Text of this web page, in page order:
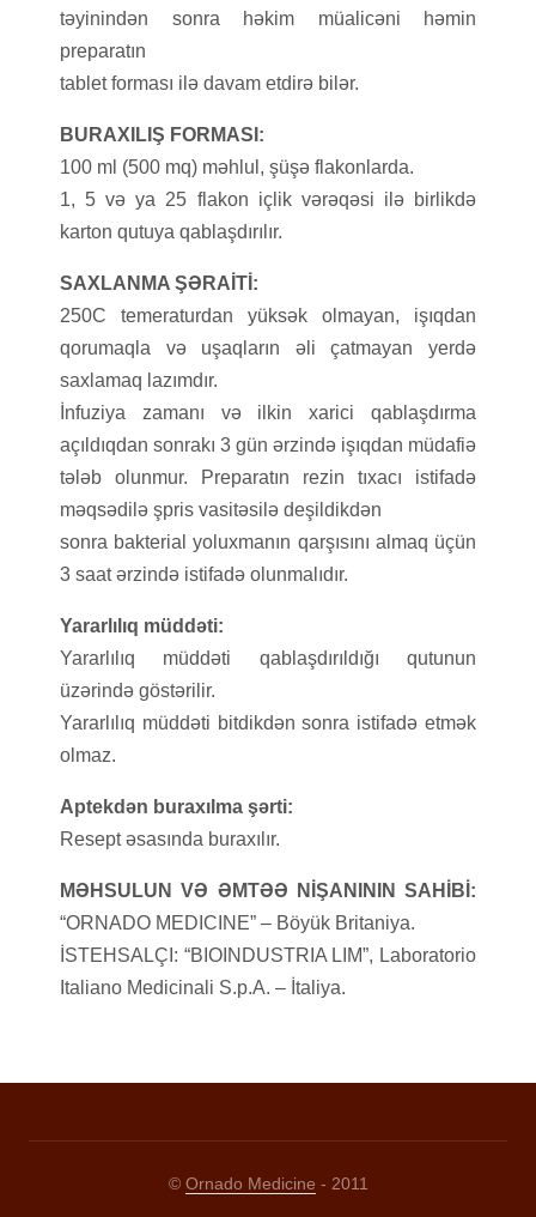
təyinindən sonra həkim müalicəni həmin
preparatın
tablet forması ilə davam etdirə bilər.
BURAXILIŞ FORMASI:
100 ml (500 mq) məhlul, şüşə flakonlarda.
1, 5 və ya 25 flakon içlik vərəqəsi ilə birlikdə
karton qutuya qablaşdırılır.
SAXLANMA ŞƏRAİTİ:
250C temeraturdan yüksək olmayan, işıqdan
qorumaqla və uşaqların əli çatmayan yerdə
saxlamaq lazımdır.
İnfuziya zamanı və ilkin xarici qablaşdırma
açıldıqdan sonrakı 3 gün ərzində işıqdan müdafiə
tələb olunmur. Preparatın rezin tıxacı istifadə
məqsədilə şpris vasitəsilə deşildikdən
sonra bakterial yoluxmanın qarşısını almaq üçün
3 saat ərzində istifadə olunmalıdır.
Yararlılıq müddəti:
Yararlılıq müddəti qablaşdırıldığı qutunun
üzərində göstərilir.
Yararlılıq müddəti bitdikdən sonra istifadə etmək
olmaz.
Aptekdən buraxılma şərti:
Resept əsasında buraxılır.
MƏHSULUN VƏ ƏMTƏƏ NİŞANININ SAHİBİ:
“ORNADO MEDICINE” – Böyük Britaniya.
İSTEHSALÇI: “BIOINDUSTRIA LIM”, Laboratorio
Italiano Medicinali S.p.A. – İtaliya.
© Ornado Medicine - 2011